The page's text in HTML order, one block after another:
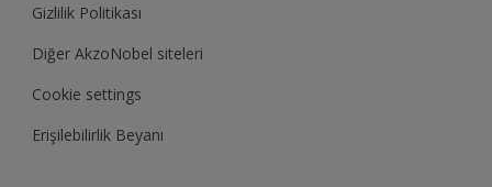
Gizlilik Politikası
Diğer AkzoNobel siteleri
Cookie settings
Erişilebilirlik Beyanı